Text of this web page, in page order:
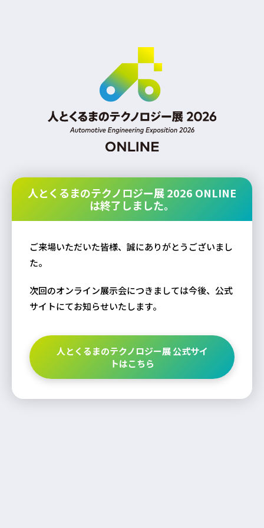
人とくるまのテクノロジー展 2026 ONLINE
は終了しました。
ご来場いただいた皆様、誠にありがとうございまし
た。
次回のオンライン展示会につきましては今後、公式
サイトにてお知らせいたします。
人とくるまのテクノロジー展 公式サイ
トはこちら